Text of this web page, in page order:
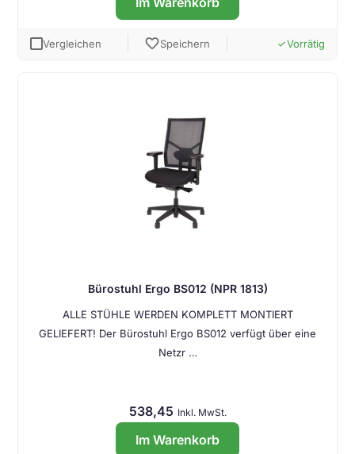
Vergleichen favoriteSpeichern doneVorrätig
Bürostuhl Ergo BS012 (NPR 1813)
ALLE STÜHLE WERDEN KOMPLETT MONTIERT
GELIEFERT! Der Bürostuhl Ergo BS012 verfügt über eine
Netzr …
538,45 Inkl. MwSt.
Im Warenkorb